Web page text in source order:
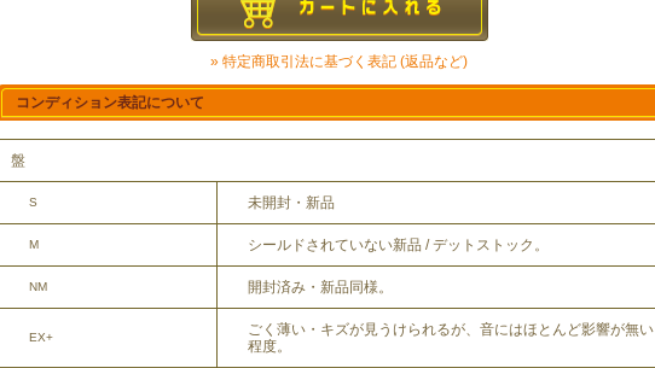
» 特定商取引法に基づく表記 (返品など)
コンディション表記について
盤
S 未開封・新品
M シールドされていない新品 / デットストック。
NM 開封済み・新品同様。
EX+
ごく薄い・キズが見うけられるが、音にはほとんど影響が無い
程度。